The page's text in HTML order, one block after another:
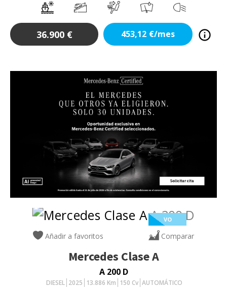
36.900 € 453,12 €/mes
VO
Añadir a favoritos Comparar
Mercedes Clase A
A 200 D
DIESEL 2025 13.886 Km 150 Cv AUTOMÁTICO